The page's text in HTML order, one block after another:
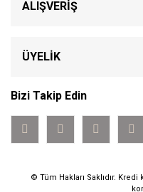
ALIŞVERİŞ
ÜYELİK
Bizi Takip Edin
© Tüm Hakları Saklıdır.